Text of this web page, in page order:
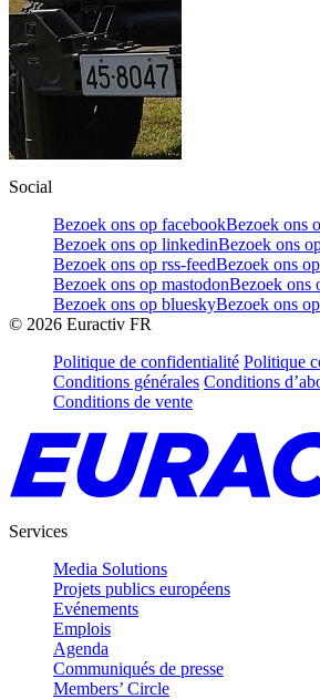
Social
Bezoek ons op facebookBezoek ons
Bezoek ons op linkedinBezoek ons
Bezoek ons op rss-feedBezoek ons
Bezoek ons op mastodonBezoek ons
Bezoek ons op blueskyBezoek ons
© 2026 Euractiv FR
Politique de confidentialité Politique
Conditions générales Conditions
Conditions de vente
Services
Media Solutions
Projets publics européens
Evénements
Emplois
Agenda
Communiqués de presse
Members’ Circle